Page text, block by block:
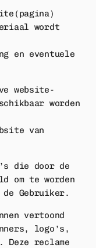
wordt
en eventuele
website-
worden
van
die door de
om te worden
Gebruiker.
vertoond
logo’s,
Deze reclame